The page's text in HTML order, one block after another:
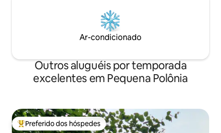
Ar-condicionado
Outros aluguéis por temporada
excelentes em Pequena Polônia
Entre os melhores preferidos dos hóspedes
Preferido dos hóspedes